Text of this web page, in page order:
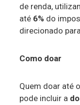
de renda,
até 6% do
direcionado
Como doar
Quem doar até
pode incluir a